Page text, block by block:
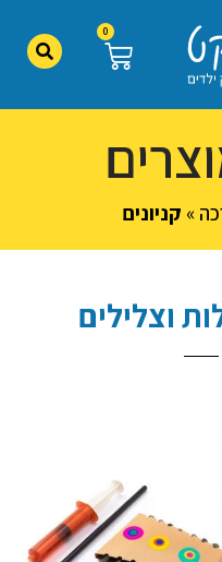
0
» קניונים
וצלילים